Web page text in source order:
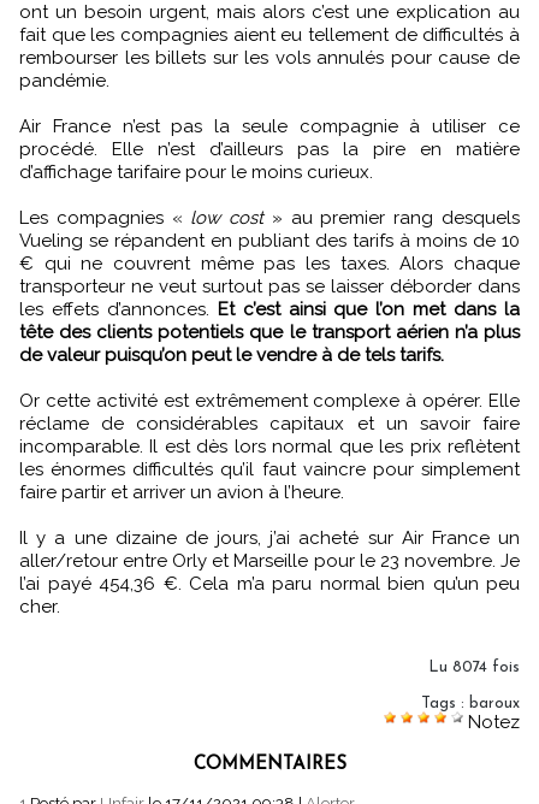
ont un besoin urgent, mais alors c’est une explication au
fait que les compagnies aient eu tellement de difficultés à
rembourser les billets sur les vols annulés pour cause de
pandémie.
Air France n’est pas la seule compagnie à utiliser ce
procédé. Elle n’est d’ailleurs pas la pire en matière
d’affichage tarifaire pour le moins curieux.
Les compagnies « low cost» au premier rang desquels
Vueling se répandent en publiant des tarifs à moins de 10
€ qui ne couvrent même pas les taxes. Alors chaque
transporteur ne veut surtout pas se laisser déborder dans
les effets d’annonces. Et c’est ainsi que l’on met dans la
tête des clients potentiels que le transport aérien n’a plus
de valeur puisqu’on peut le vendre à de tels tarifs.
Or cette activité est extrêmement complexe à opérer. Elle
réclame de considérables capitaux et un savoir faire
incomparable. Il est dès lors normal que les prix reflètent
les énormes difficultés qu’il faut vaincre pour simplement
faire partir et arriver un avion à l’heure.
Il y a une dizaine de jours, j’ai acheté sur Air France un
aller/retour entre Orly et Marseille pour le 23 novembre. Je
l’ai payé 454,36 €. Cela m’a paru normal bien qu’un peu
cher.
Lu 8074 fois
Tags : baroux
Notez
COMMENTAIRES